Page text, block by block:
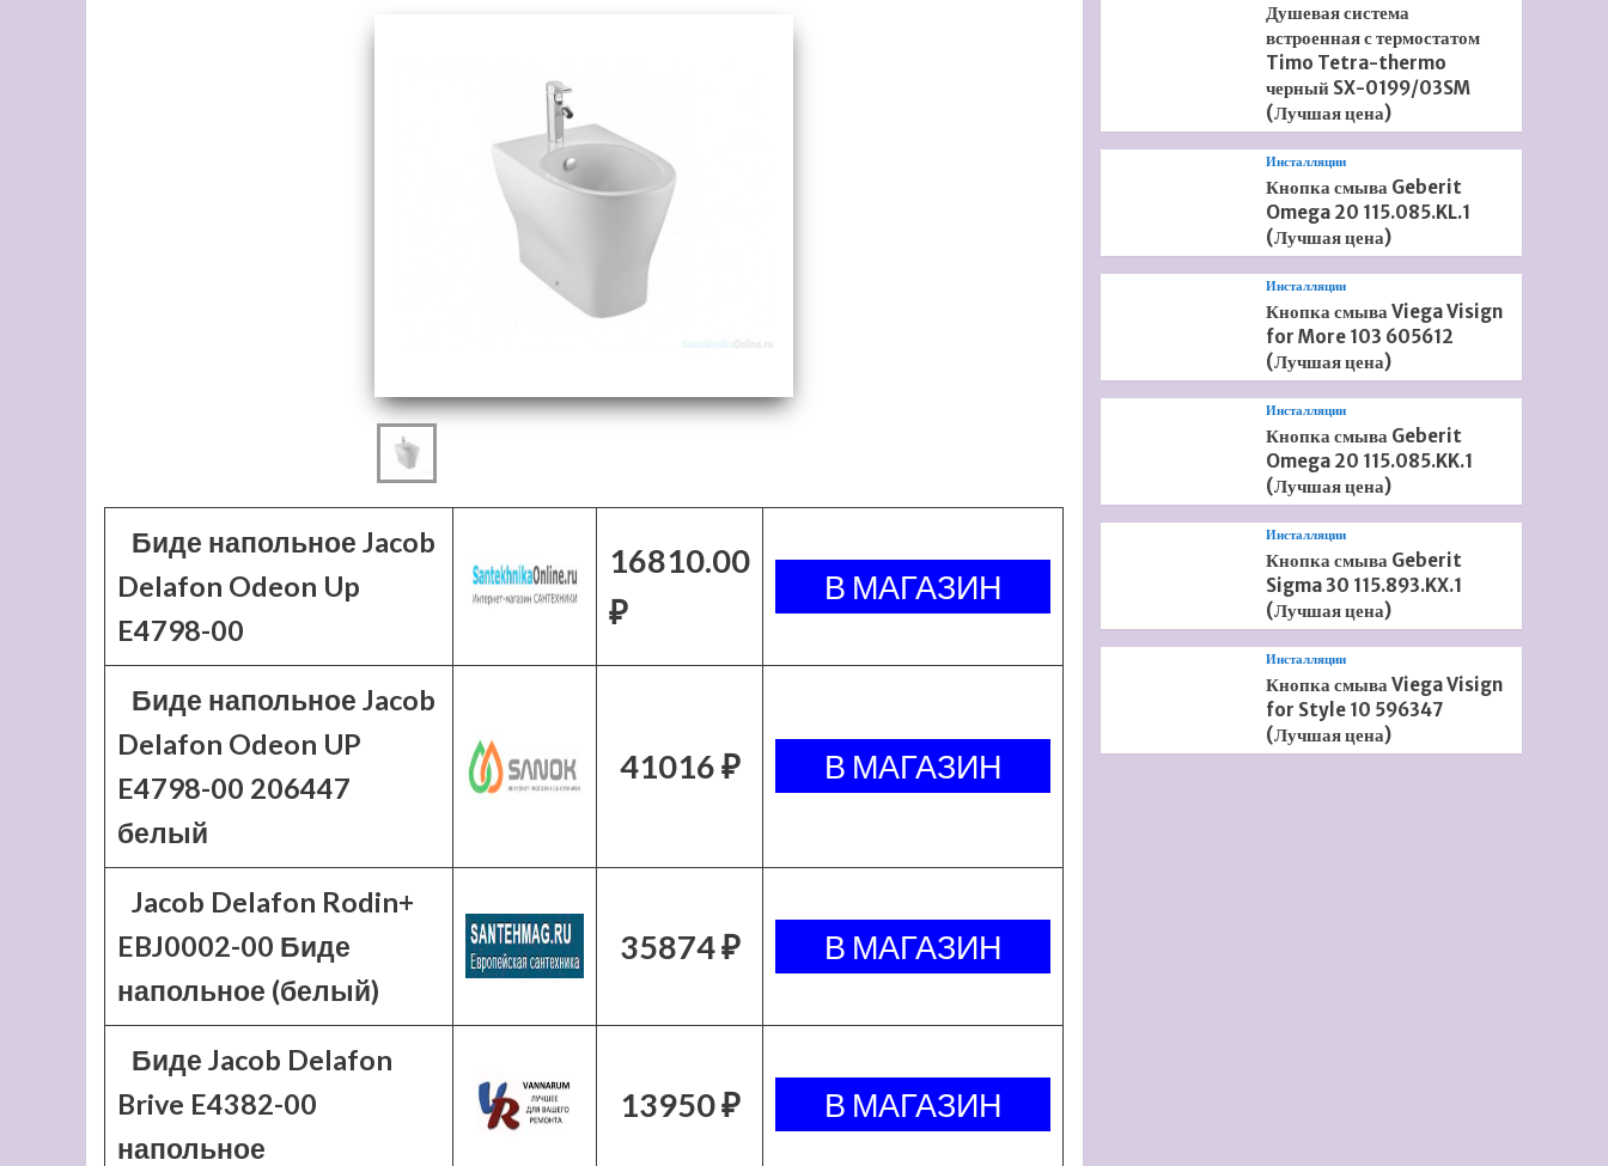
Биде напольное Jacob
Delafon Odeon Up
E4798-00
16810.00
₽
Биде напольное Jacob
Delafon Odeon UP
E4798-00 206447
белый
41016 ₽
Jacob Delafon Rodin+
EBJ0002-00 Биде
напольное (белый)
35874 ₽
Биде Jacob Delafon
Brive E4382-00
напольное
13950 ₽
Душевая система
встроенная с термостатом
Timo Tetra-thermo
черный SX-0199/03SM
(Лучшая цена)
Инсталляции
Кнопка смыва Geberit
Omega 20 115.085.KL.1
(Лучшая цена)
Инсталляции
Кнопка смыва Viega Visign
for More 103 605612
(Лучшая цена)
Инсталляции
Кнопка смыва Geberit
Omega 20 115.085.KK.1
(Лучшая цена)
Инсталляции
Кнопка смыва Geberit
Sigma 30 115.893.KX.1
(Лучшая цена)
Инсталляции
Кнопка смыва Viega Visign
for Style 10 596347
(Лучшая цена)